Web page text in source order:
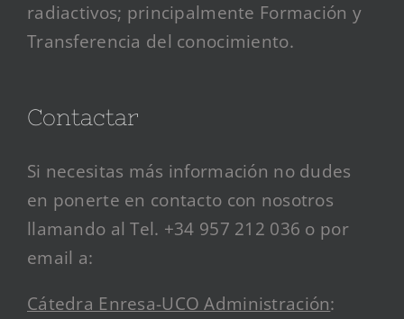
radiactivos; principalmente Formación y
Transferencia del conocimiento.
Contactar
Si necesitas más información no dudes
en ponerte en contacto con nosotros
llamando al Tel. +34 957 212 036 o por
email a:
Cátedra Enresa-UCO Administración: